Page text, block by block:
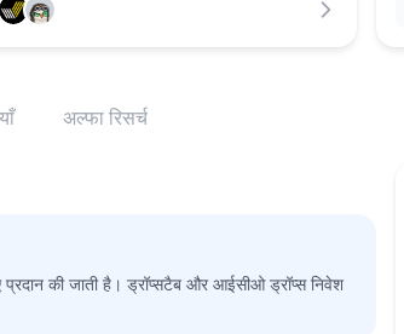
अल्फा रिसर्च
की जाती है। ड्रॉप्सटैब और आईसीओ ड्रॉप्स निवेश